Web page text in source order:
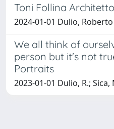
Toni Follina Architetto
2024-01-01 Dulio, Roberto
We all think of
person but it's not
Portraits
2023-01-01 Dulio, R.; Sica,